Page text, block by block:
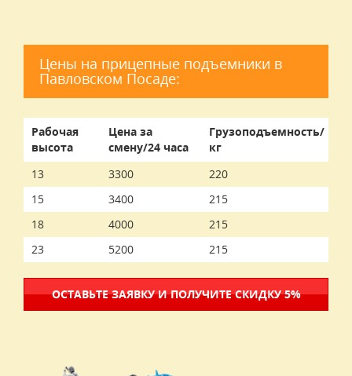
Цены на прицепные подъемники в
Павловском Посаде:
Рабочая
высота
Цена за
смену/24 часа
Грузоподъемность/
кг
13
3300
220
15
3400
215
18
4000
215
23
5200 215
ОСТАВЬТЕ ЗАЯВКУ И ПОЛУЧИТЕ СКИДКУ 5%